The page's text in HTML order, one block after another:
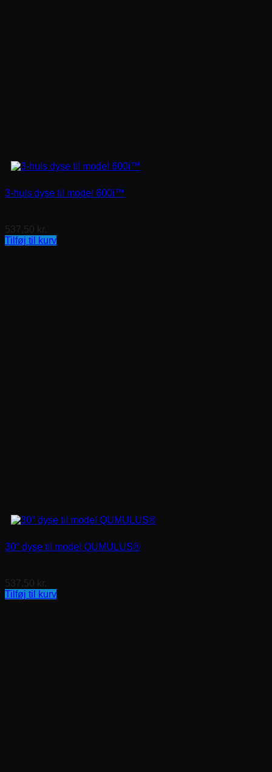
3-huls dyse til model 600i™
537,50 kr.
Tilføj til kurv
30° dyse til model QUMULUS®
537,50 kr.
Tilføj til kurv